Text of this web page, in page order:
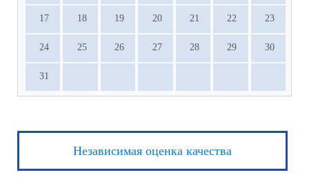
17 18 19 20 21 22 23
24 25 26 27 28 29 30
31
Независимая оценка качества